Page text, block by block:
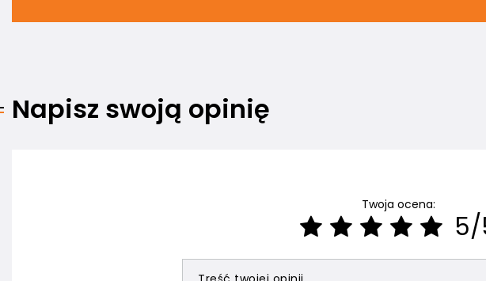
Napisz swoją opinię
Twoja ocena:
5/